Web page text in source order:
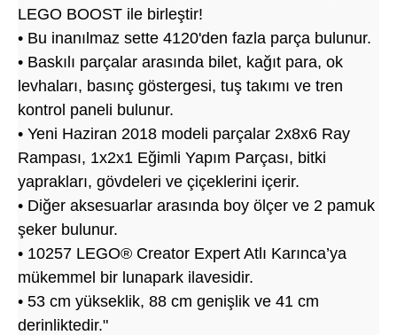
LEGO BOOST ile birleştir!
• Bu inanılmaz sette 4120'den fazla parça bulunur.
• Baskılı parçalar arasında bilet, kağıt para, ok
levhaları, basınç göstergesi, tuş takımı ve tren
kontrol paneli bulunur.
• Yeni Haziran 2018 modeli parçalar 2x8x6 Ray
Rampası, 1x2x1 Eğimli Yapım Parçası, bitki
yaprakları, gövdeleri ve çiçeklerini içerir.
• Diğer aksesuarlar arasında boy ölçer ve 2 pamuk
şeker bulunur.
• 10257 LEGO® Creator Expert Atlı Karınca’ya
mükemmel bir lunapark ilavesidir.
• 53 cm yükseklik, 88 cm genişlik ve 41 cm
derinliktedir."